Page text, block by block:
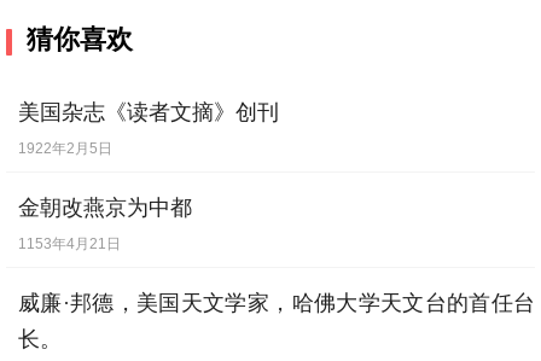
猜你喜欢
美国杂志《读者文摘》创刊
1922年2月5日
金朝改燕京为中都
1153年4月21日
威廉·邦德，美国天文学家，哈佛大学天文台的首任台
长。